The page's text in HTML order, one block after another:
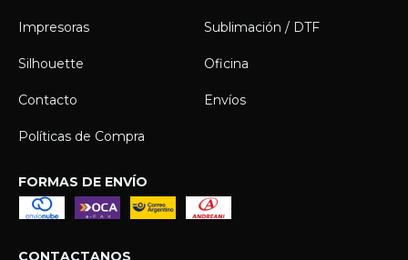
Impresoras Sublimación / DTF
Silhouette Oficina
Contacto Envíos
Políticas de Compra
FORMAS DE ENVÍO
CONTACTANOS